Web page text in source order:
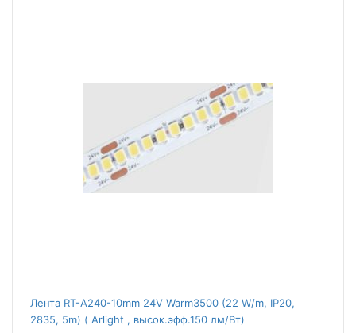
Лента RT-A240-10mm 24V Warm3500 (22 W/m, IP20,
2835, 5m) ( Arlight , высок.эфф.150 лм/Вт)